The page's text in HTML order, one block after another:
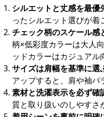
シルエットと丈感を最優
ったシルエット選びが
チェック柄のスケール感
柄×低彩度カラーは大人
ッドカラーはカジュアル
サイズは肩幅を基準に選
アップすると、肩や袖バ
素材と洗濯表示を必ず確
質と取り扱いのしやすさ